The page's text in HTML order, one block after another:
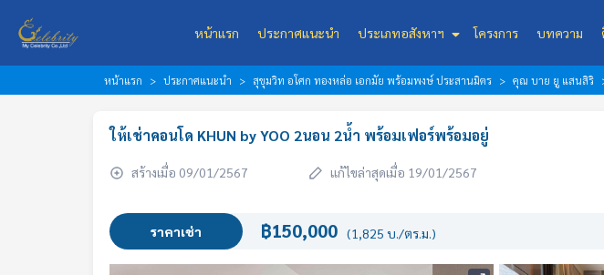
หน้าแรก ประกาศแนะนำ ประเภทอสังหาฯ โครงการ บทความ
หน้าแรก ประกาศแนะนำ สุขุมวิท อโศก ทองหล่อ เอกมัย พร้อมพงษ์ ประสานมิตร คุณ บาย ยู แสนสิริ
ให้เช่าคอนโด KHUN by YOO 2นอน 2น้ำ พร้อมเฟอร์พร้อมอยู่
สร้างเมื่อ 09/01/2567 แก้ไขล่าสุดเมื่อ 19/01/2567
ราคาเช่า ฿150,000 (1,825 บ./ตร.ม.)